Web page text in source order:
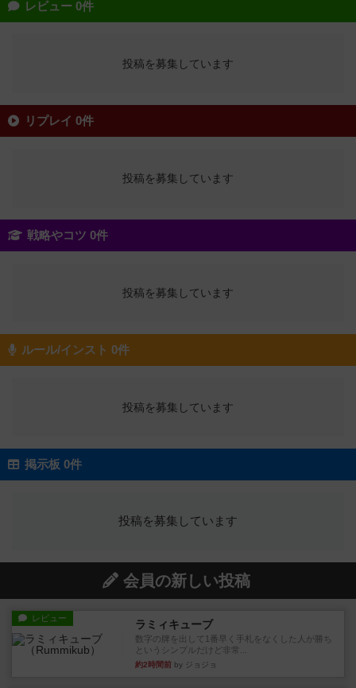
レビュー 0件
投稿を募集しています
リプレイ 0件
投稿を募集しています
戦略やコツ 0件
投稿を募集しています
ルール/インスト 0件
投稿を募集しています
掲示板 0件
投稿を募集しています
会員の新しい投稿
レビュー ラミィキューブ
数字の牌を出して1番早く手札をなくした人が勝ち
というシンプルだけど非常...
約2時間前 by ジョジョ